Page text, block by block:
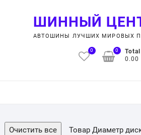
ШИННЫЙ
АВТОШИНЫ ЛУЧШИХ МИРОВЫХ
0
Total
0.00
0
Очистить все Товар Диаметр